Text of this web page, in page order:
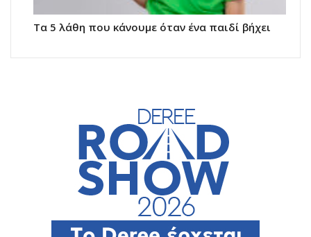
Τα 5 λάθη που κάνουμε όταν ένα παιδί βήχει